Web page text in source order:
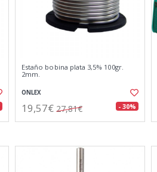
Estaño bobina plata 3,5% 100gr.
2mm.
ONLEX
19,57€ 27,81€ - 30%